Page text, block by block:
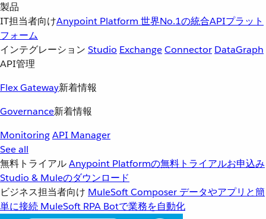
製品
IT担当者向けAnypoint Platform 世界No.1の統合APIプラット
フォーム
インテグレーション Studio ExchangeConnector DataGraph
API管理
Flex Gateway新着情報
Governance新着情報
MonitoringAPI Manager
See all
無料トライアルAnypoint Platformの無料トライアルお申込み
Studio & Muleのダウンロード
ビジネス担当者向け MuleSoft Composer データやアプリと簡
単に接続 MuleSoft RPA Botで業務を自動化